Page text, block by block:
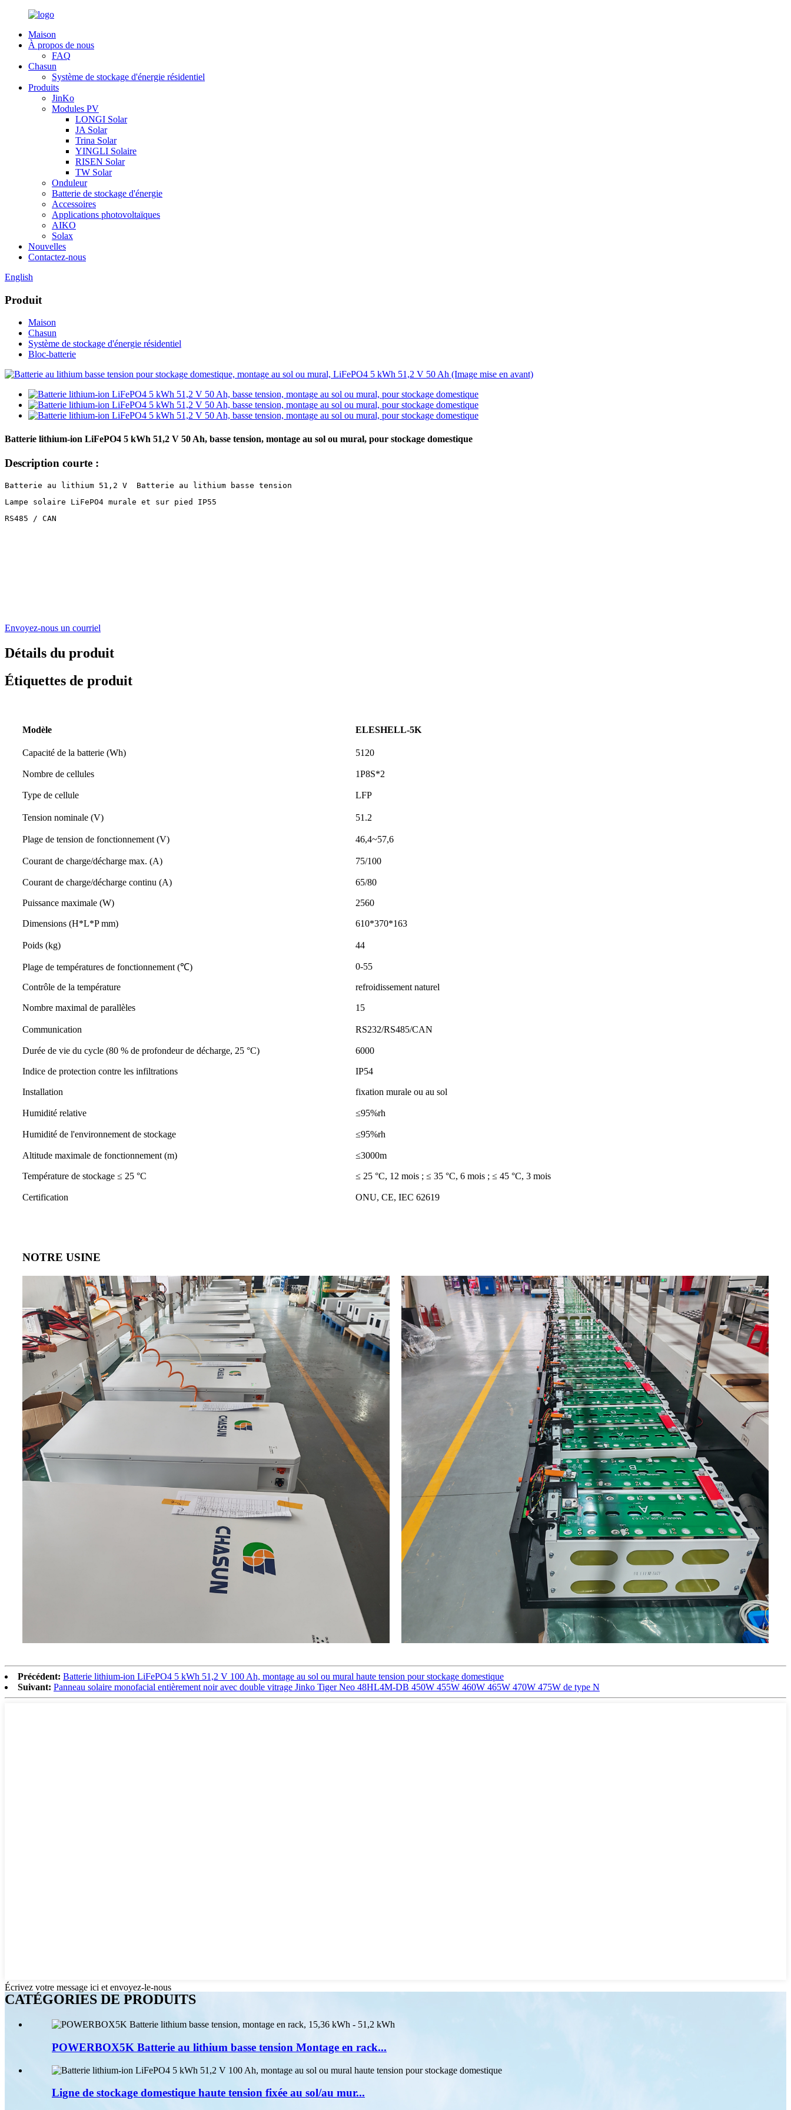
Maison
À propos de nous
FAQ
Chasun
Système de stockage d'énergie résidentiel
Produits
JinKo
Modules PV
LONGI Solar
JA Solar
Trina Solar
YINGLI Solaire
RISEN Solar
TW Solar
Onduleur
Batterie de stockage d'énergie
Accessoires
Applications photovoltaïques
AIKO
Solax
Nouvelles
Contactez-nous
English
Produit
Maison
Chasun
Système de stockage d'énergie résidentiel
Bloc-batterie
Batterie lithium-ion LiFePO4 5 kWh 51,2 V 50 Ah, basse tension, montage au sol ou mural, pour stockage domestique
Description courte :
Batterie au lithium 51,2 V
Batterie au lithium basse tension
Lampe solaire LiFePO4 murale et sur pied IP55
RS485 / CAN
Envoyez-nous un courriel
Détails du produit
Étiquettes de produit
Modèle ELESHELL-5K
Capacité de la batterie (Wh) 5120
Nombre de cellules 1P8S*2
Type de cellule LFP
Tension nominale (V) 51.2
Plage de tension de fonctionnement (V) 46,4~57,6
Courant de charge/décharge max. (A) 75/100
Courant de charge/décharge continu (A) 65/80
Puissance maximale (W) 2560
Dimensions (H*L*P mm) 610*370*163
Poids (kg) 44
Plage de températures de fonctionnement (℃) 0-55
Contrôle de la température refroidissement naturel
Nombre maximal de parallèles 15
Communication RS232/RS485/CAN
Durée de vie du cycle (80 % de profondeur de décharge, 25 °C) 6000
Indice de protection contre les infiltrations IP54
Installation fixation murale ou au sol
Humidité relative ≤95%rh
Humidité de l'environnement de stockage ≤95%rh
Altitude maximale de fonctionnement (m) ≤3000m
Température de stockage ≤ 25 °C ≤ 25 °C, 12 mois ; ≤ 35 °C, 6 mois ; ≤ 45 °C, 3 mois
Certification ONU, CE, IEC 62619
NOTRE USINE
Précédent: Batterie lithium-ion LiFePO4 5 kWh 51,2 V 100 Ah, montage au sol ou mural haute tension pour stockage domestique
Suivant: Panneau solaire monofacial entièrement noir avec double vitrage Jinko Tiger Neo 48HL4M-DB 450W 455W 460W 465W 470W 475W de type N
Écrivez votre message ici et envoyez-le-nous
CATÉGORIES DE PRODUITS
POWERBOX5K Batterie au lithium basse tension Montage en rack...
Ligne de stockage domestique haute tension fixée au sol/au mur...